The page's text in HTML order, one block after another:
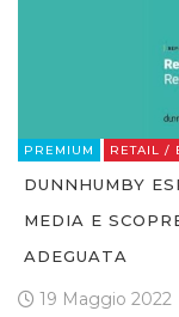
PREMIUM RETAIL /
DUNNHUMBY
MEDIA E
ADEGUATA
19 Maggio 2022